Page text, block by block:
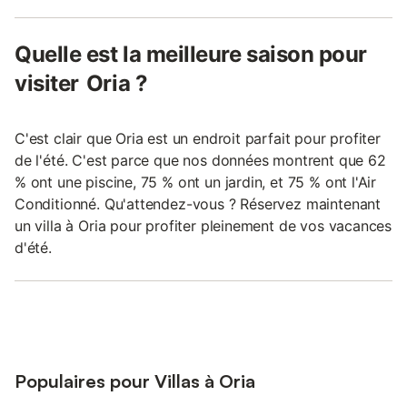
Quelle est la meilleure saison pour
visiter Oria ?
C'est clair que Oria est un endroit parfait pour profiter
de l'été. C'est parce que nos données montrent que 62
% ont une piscine, 75 % ont un jardin, et 75 % ont l'Air
Conditionné. Qu'attendez-vous ? Réservez maintenant
un villa à Oria pour profiter pleinement de vos vacances
d'été.
Populaires pour Villas à Oria